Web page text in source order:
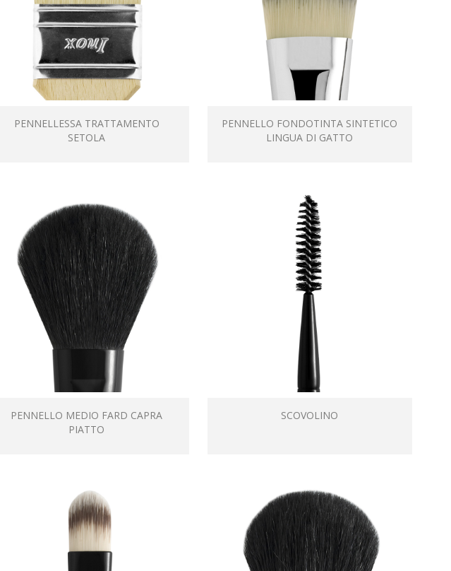
PENNELLESSA TRATTAMENTO
SETOLA
PENNELLO FONDOTINTA SINTETICO
LINGUA DI GATTO
PENNELLO MEDIO FARD CAPRA
PIATTO
SCOVOLINO